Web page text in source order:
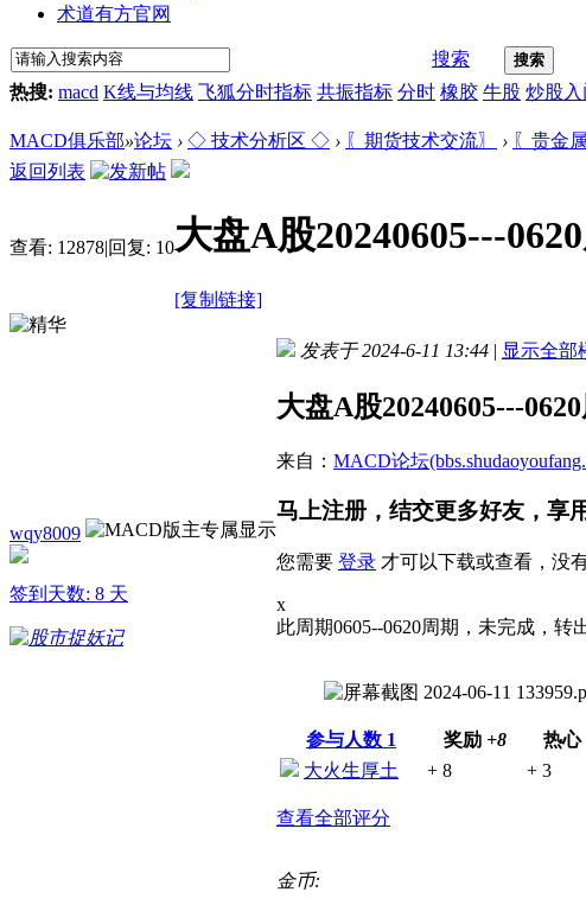
术道有方官网
搜索 搜索
热搜: macd K线与均线 飞狐分时指标 共振指标 分时 橡胶 牛股 炒股入
MACD俱乐部»论坛 › ◇ 技术分析区 ◇ › 〖期货技术交流〗 › 〖贵金
返回列表
查看: 12878|回复: 10大盘A股20240605---
[复制链接]
wqy8009
签到天数: 8 天
发表于 2024-6-11 13:44 | 显示全部
大盘A股20240605---
来自： MACD论坛
马上注册，结交更多好友，享
您需要 登录 才可以下载或查看，没
x
此周期0605--0620周期，未完成，转
参与人数 1 奖励 +8 热心
大火生厚土
+ 8 + 3
查看全部评分
金币: